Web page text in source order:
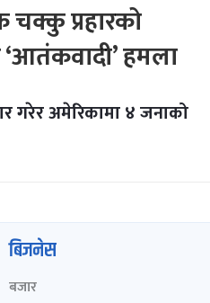
चक्कु प्रहारको
‘आतंकवादी’ हमला
गरेर अमेरिकामा ४ जनाको
बिजनेस
बजार